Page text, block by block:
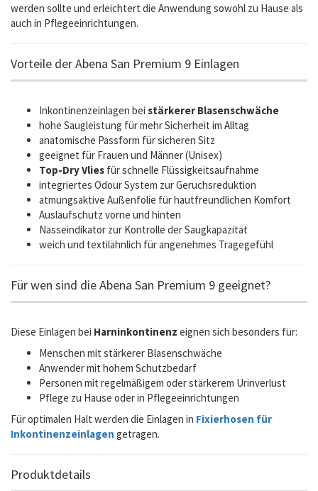
werden sollte und erleichtert die Anwendung sowohl zu Hause als
auch in Pflegeeinrichtungen.
Vorteile der Abena San Premium 9 Einlagen
Inkontinenzeinlagen bei stärkerer Blasenschwäche
hohe Saugleistung für mehr Sicherheit im Alltag
anatomische Passform für sicheren Sitz
geeignet für Frauen und Männer (Unisex)
Top-Dry Vlies für schnelle Flüssigkeitsaufnahme
integriertes Odour System zur Geruchsreduktion
atmungsaktive Außenfolie für hautfreundlichen Komfort
Auslaufschutz vorne und hinten
Nässeindikator zur Kontrolle der Saugkapazität
weich und textilähnlich für angenehmes Tragegefühl
Für wen sind die Abena San Premium 9 geeignet?
Diese Einlagen bei Harninkontinenz eignen sich besonders für:
Menschen mit stärkerer Blasenschwäche
Anwender mit hohem Schutzbedarf
Personen mit regelmäßigem oder stärkerem Urinverlust
Pflege zu Hause oder in Pflegeeinrichtungen
Für optimalen Halt werden die Einlagen in Fixierhosen für
Inkontinenzeinlagen getragen.
Produktdetails